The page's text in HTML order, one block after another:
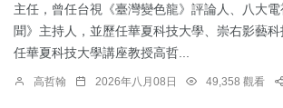
主任，曾任台視《臺灣變色龍》評論人、八大
聞》主持人，並歷任華夏科技大學、崇右影藝
任華夏科技大學講座教授高哲...
高哲翰 2026年八月08日 49,358 觀看